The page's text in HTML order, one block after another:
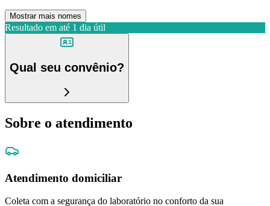
Mostrar mais nomes
Resultado em até 1 dia útil
Qual seu convênio?
Sobre o atendimento
Atendimento domiciliar
Coleta com a segurança do laboratório no conforto da sua